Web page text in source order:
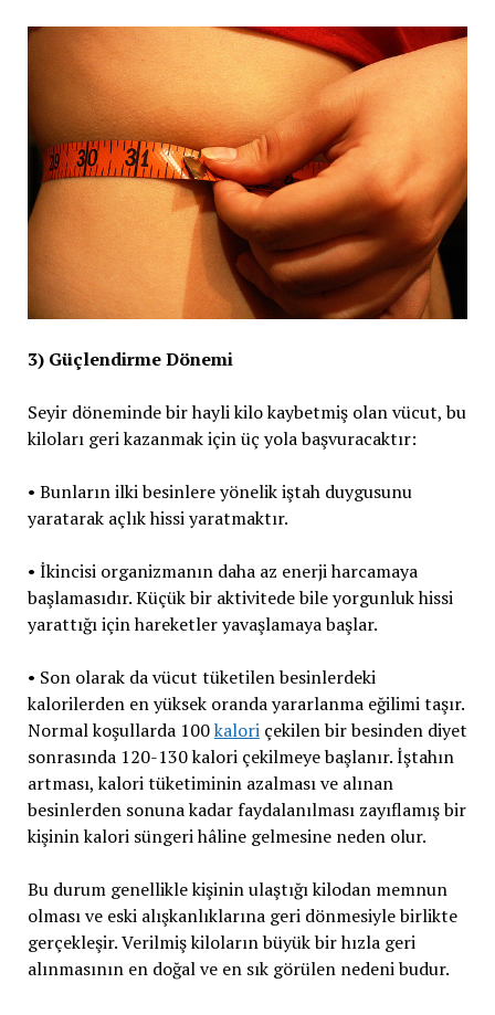
3) Güçlendirme Dönemi
Seyir döneminde bir hayli kilo kaybetmiş olan vücut, bu
kiloları geri kazanmak için üç yola başvuracaktır:
• Bunların ilki besinlere yönelik iştah duygusunu
yaratarak açlık hissi yaratmaktır.
• İkincisi organizmanın daha az enerji harcamaya
başlamasıdır. Küçük bir aktivitede bile yorgunluk hissi
yarattığı için hareketler yavaşlamaya başlar.
• Son olarak da vücut tüketilen besinlerdeki
kalorilerden en yüksek oranda yararlanma eğilimi taşır.
Normal koşullarda 100kaloriçekilen bir besinden diyet
sonrasında 120-130 kalori çekilmeye başlanır. İştahın
artması, kalori tüketiminin azalması ve alınan
besinlerden sonuna kadar faydalanılması zayıflamış bir
kişinin kalori süngeri hâline gelmesine neden olur.
Bu durum genellikle kişinin ulaştığı kilodan memnun
olması ve eski alışkanlıklarına geri dönmesiyle birlikte
gerçekleşir. Verilmiş kiloların büyük bir hızla geri
alınmasının en doğal ve en sık görülen nedeni budur.